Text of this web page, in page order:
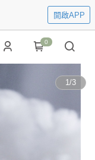
開啟APP
0
1/3